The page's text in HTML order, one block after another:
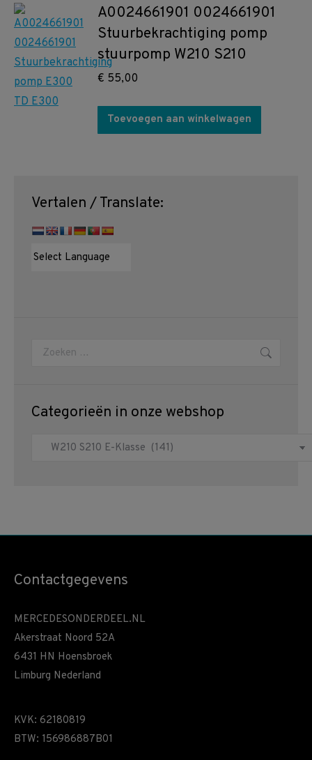
A0024661901 0024661901
Stuurbekrachtiging pomp
stuurpomp W210 S210
€ 55,00
Toevoegen aan winkelwagen
Vertalen / Translate:
Zoeken:
Categorieën in onze webshop
Contactgegevens
MERCEDESONDERDEEL.NL
Akerstraat Noord 52A
6431 HN Hoensbroek
Limburg Nederland
KVK: 62180819
BTW: 156986887B01